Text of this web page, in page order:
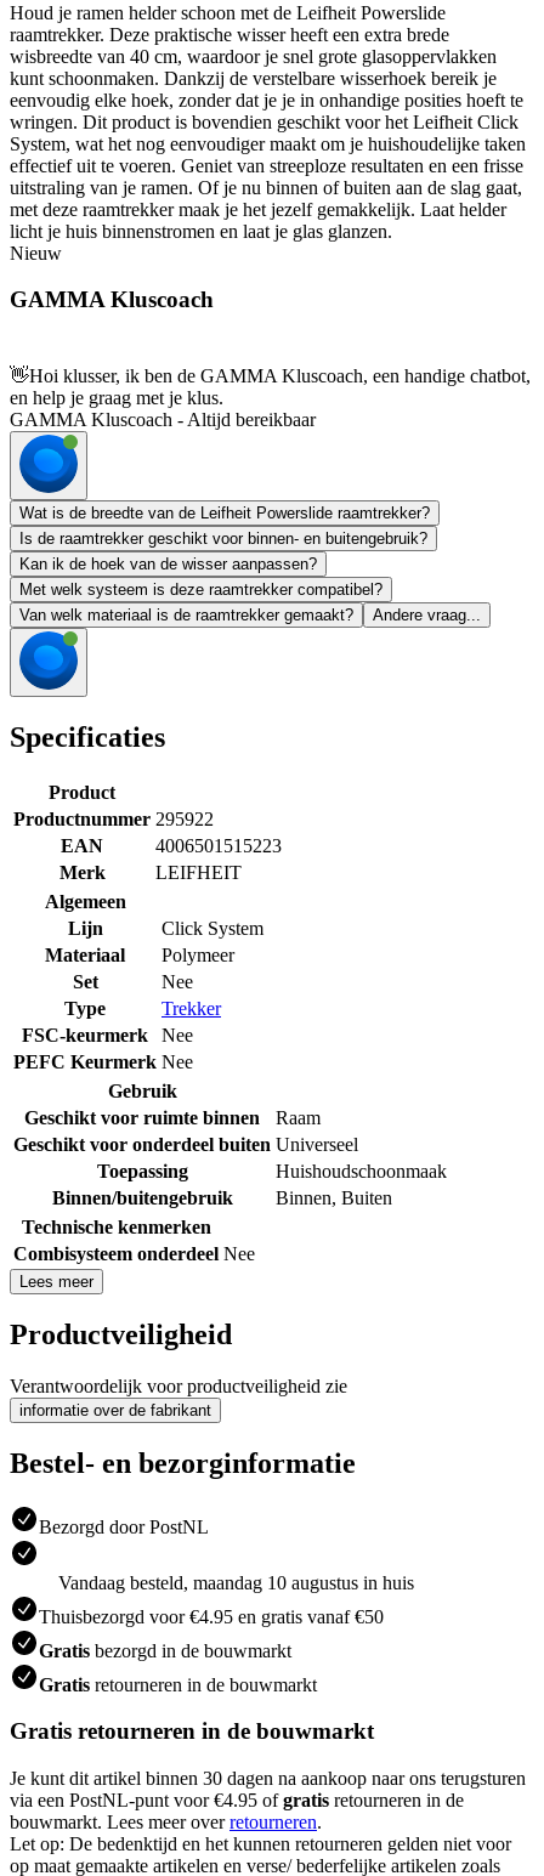
Houd je ramen helder schoon met de Leifheit Powerslide
raamtrekker. Deze praktische wisser heeft een extra brede
wisbreedte van 40 cm, waardoor je snel grote glasoppervlakken
kunt schoonmaken. Dankzij de verstelbare wisserhoek bereik je
eenvoudig elke hoek, zonder dat je je in onhandige posities hoeft te
wringen. Dit product is bovendien geschikt voor het Leifheit Click
System, wat het nog eenvoudiger maakt om je huishoudelijke taken
effectief uit te voeren. Geniet van streeploze resultaten en een frisse
uitstraling van je ramen. Of je nu binnen of buiten aan de slag gaat,
met deze raamtrekker maak je het jezelf gemakkelijk. Laat helder
licht je huis binnenstromen en laat je glas glanzen.
Nieuw
GAMMA Kluscoach
👋Hoi klusser, ik ben de GAMMA Kluscoach, een handige chatbot,
en help je graag met je klus.
GAMMA Kluscoach - Altijd bereikbaar
Wat is de breedte van de Leifheit Powerslide raamtrekker?
Is de raamtrekker geschikt voor binnen- en buitengebruik?
Kan ik de hoek van de wisser aanpassen?
Met welk systeem is deze raamtrekker compatibel?
Van welk materiaal is de raamtrekker gemaakt?
Andere vraag...
Specificaties
Product
Productnummer 295922
EAN
4006501515223
Merk
LEIFHEIT
Algemeen
Lijn
Click System
Materiaal
Polymeer
Set
Nee
Type
Trekker
FSC-keurmerk
Nee
PEFC Keurmerk Nee
Gebruik
Geschikt voor ruimte binnen
Raam
Geschikt voor onderdeel buiten Universeel
Toepassing
Huishoudschoonmaak
Binnen/buitengebruik
Binnen, Buiten
Technische kenmerken
Combisysteem onderdeel Nee
Lees meer
Productveiligheid
Verantwoordelijk voor productveiligheid zie
informatie over de fabrikant
Bestel- en bezorginformatie
Bezorgd door PostNL
Vandaag besteld, maandag 10 augustus in huis
Thuisbezorgd voor €4.95 en gratis vanaf €50
Gratis bezorgd in de bouwmarkt
Gratis retourneren in de bouwmarkt
Gratis retourneren in de bouwmarkt
Je kunt dit artikel binnen 30 dagen na aankoop naar ons terugsturen
via een PostNL-punt voor €4.95 ofgratis retourneren in de
bouwmarkt. Lees meer overretourneren.
Let op: De bedenktijd en het kunnen retourneren gelden niet voor
op maat gemaakte artikelen en verse/ bederfelijke artikelen zoals